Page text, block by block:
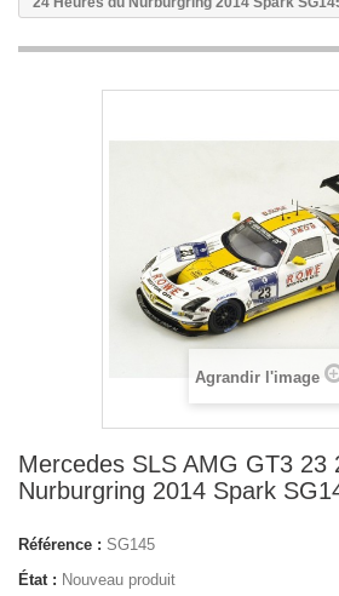
Agrandir l'image
Mercedes SLS AMG GT3 23
Nurburgring 2014 Spark
Référence : SG145
État : Nouveau produit